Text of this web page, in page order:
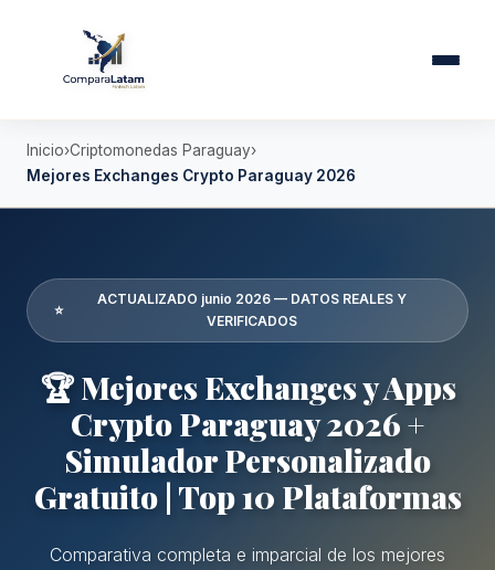
Inicio Criptomonedas Paraguay
Mejores Exchanges Crypto Paraguay 2026
⭐
ACTUALIZADO junio 2026 — DATOS REALES Y
VERIFICADOS
🏆 Mejores Exchanges y Apps
Crypto Paraguay 2026 +
Simulador Personalizado
Gratuito | Top 10 Plataformas
Comparativa completa e imparcial de los mejores